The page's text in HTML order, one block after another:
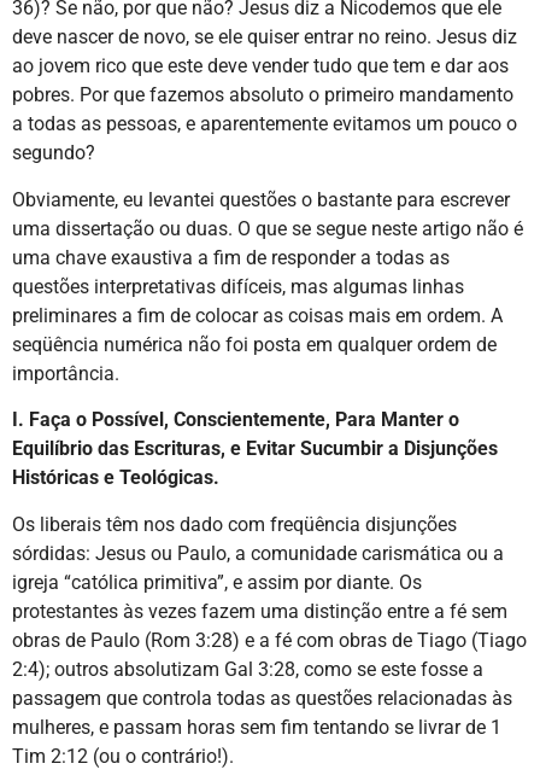
36)? Se não, por que não? Jesus diz a Nicodemos que ele
deve nascer de novo, se ele quiser entrar no reino. Jesus diz
ao jovem rico que este deve vender tudo que tem e dar aos
pobres. Por que fazemos absoluto o primeiro mandamento
a todas as pessoas, e aparentemente evitamos um pouco o
segundo?
Obviamente, eu levantei questões o bastante para escrever
uma dissertação ou duas. O que se segue neste artigo não é
uma chave exaustiva a fim de responder a todas as
questões interpretativas difíceis, mas algumas linhas
preliminares a fim de colocar as coisas mais em ordem. A
seqüência numérica não foi posta em qualquer ordem de
importância.
I. Faça o Possível, Conscientemente, Para Manter o
Equilíbrio das Escrituras, e Evitar Sucumbir a Disjunções
Históricas e Teológicas.
Os liberais têm nos dado com freqüência disjunções
sórdidas: Jesus ou Paulo, a comunidade carismática ou a
igreja “católica primitiva”, e assim por diante. Os
protestantes às vezes fazem uma distinção entre a fé sem
obras de Paulo (Rom 3:28) e a fé com obras de Tiago (Tiago
2:4); outros absolutizam Gal 3:28, como se este fosse a
passagem que controla todas as questões relacionadas às
mulheres, e passam horas sem fim tentando se livrar de 1
Tim 2:12 (ou o contrário!).